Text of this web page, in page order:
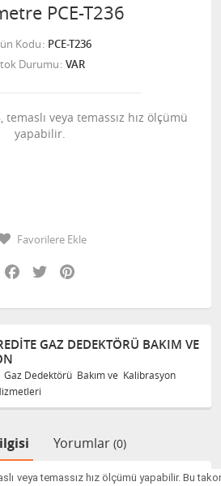
PCE-T236
Kodu PCE-T236
Durumu VAR
temaslı veya temassız hız ölçümü
yapabilir.
Favorilere Ekle
Facebook
Twitter
GAZ DEDEKTÖRÜ BAKIM VE
Dedektörü Bakım ve Kalibrasyon
Yorumlar (0)
veya temassız hız ölçümü yapabilir. Bu